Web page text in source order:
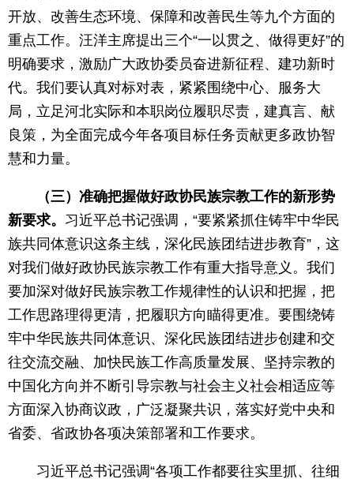
开放、改善生态环境、保障和改善民生等九个方面的
重点工作。汪洋主席提出三个“一以贯之、做得更好”的
明确要求，激励广大政协委员奋进新征程、建功新时
代。我们要认真对标对表，紧紧围绕中心、服务大
局，立足河北实际和本职岗位履职尽责，建真言、献
良策，为全面完成今年各项目标任务贡献更多政协智
慧和力量。
（三）准确把握做好政协民族宗教工作的新形势
新要求。 习近平总书记强调，“要紧紧抓住铸牢中华民
族共同体意识这条主线，深化民族团结进步教育”，这
对我们做好政协民族宗教工作有重大指导意义。我们
要加深对做好民族宗教工作规律性的认识和把握，把
工作思路理得更清，把履职方向瞄得更准。要围绕铸
牢中华民族共同体意识、深化民族团结进步创建和交
往交流交融、加快民族工作高质量发展、坚持宗教的
中国化方向并不断引导宗教与社会主义社会相适应等
方面深入协商议政，广泛凝聚共识，落实好党中央和
省委、省政协各项决策部署和工作要求。
习近平总书记强调“各项工作都要往实里抓、往细